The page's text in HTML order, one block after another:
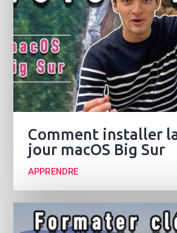
Comment installer
jour macOS Big Sur
APPRENDRE